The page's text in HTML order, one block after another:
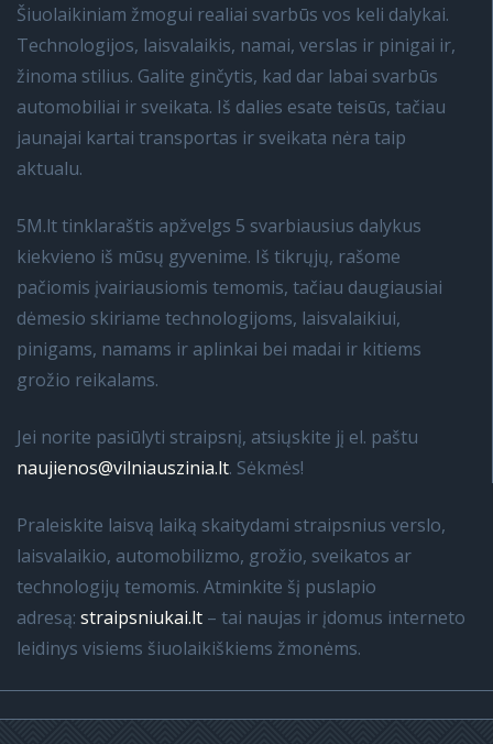
Šiuolaikiniam žmogui realiai svarbūs vos keli dalykai.
Technologijos, laisvalaikis, namai, verslas ir pinigai ir,
žinoma stilius. Galite ginčytis, kad dar labai svarbūs
automobiliai ir sveikata. Iš dalies esate teisūs, tačiau
jaunajai kartai transportas ir sveikata nėra taip
aktualu.
5M.lt tinklaraštis apžvelgs 5 svarbiausius dalykus
kiekvieno iš mūsų gyvenime. Iš tikrųjų, rašome
pačiomis įvairiausiomis temomis, tačiau daugiausiai
dėmesio skiriame technologijoms, laisvalaikiui,
pinigams, namams ir aplinkai bei madai ir kitiems
grožio reikalams.
Jei norite pasiūlyti straipsnį, atsiųskite jį el. paštu
naujienos@vilniauszinia.lt. Sėkmės!
Praleiskite laisvą laiką skaitydami straipsnius verslo,
laisvalaikio, automobilizmo, grožio, sveikatos ar
technologijų temomis. Atminkite šį puslapio
adresą: straipsniukai.lt – tai naujas ir įdomus interneto
leidinys visiems šiuolaikiškiems žmonėms.